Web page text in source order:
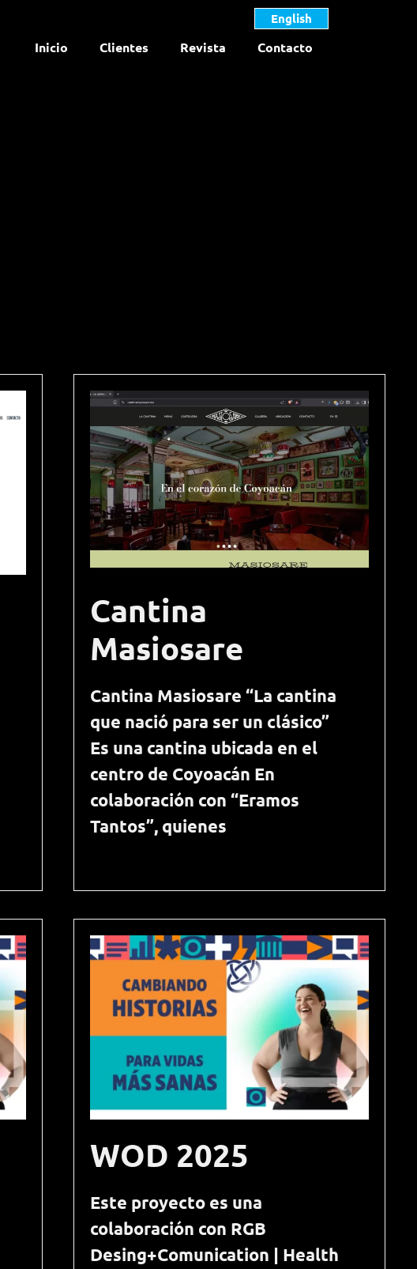
English
Inicio Clientes Revista Contacto
Cantina
Masiosare
Cantina Masiosare “La cantina
que nació para ser un clásico”
Es una cantina ubicada en el
centro de Coyoacán En
colaboración con “Eramos
Tantos”, quienes
WOD 2025
Este proyecto es una
colaboración con RGB
Desing+Comunication | Health